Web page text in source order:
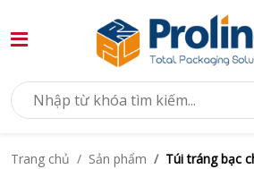
Trang chủ Sản phẩm Túi tráng bạc